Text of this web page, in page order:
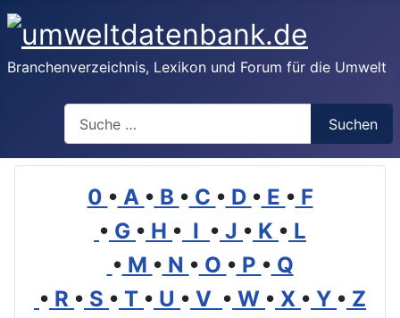
Branchenverzeichnis, Lexikon und Forum für die Umwelt
Suchen
0 • A • B • C • D • E • F
• G • H • I • J • K • L
• M • N • O • P • Q
• R • S • T • U • V • W • X • Y • Z